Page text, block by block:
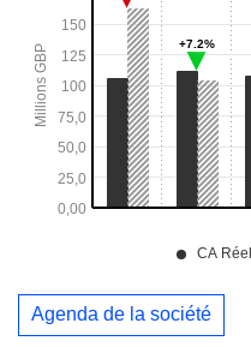
Agenda de la société